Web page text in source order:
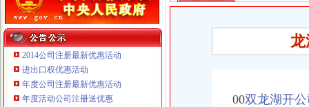
2014公司注册最新优惠活动
进出口权优惠活动
年度公司注册最新优惠活动
年度活动公司注册送优惠
00双龙湖开